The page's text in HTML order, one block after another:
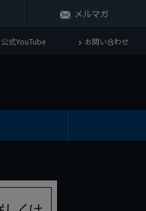
メルマガ
公式YouTube お問い合わせ